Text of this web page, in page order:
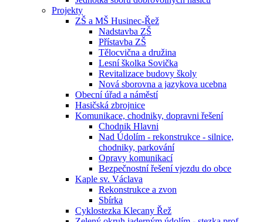
Projekty
ZŠ a MŠ Husinec-Řež
Nadstavba ZŠ
Přístavba ZŠ
Tělocvična a družina
Lesní školka Sovička
Revitalizace budovy školy
Nová sborovna a jazykova ucebna
Obecní úřad a náměstí
Hasičská zbrojnice
Komunikace, chodniky, dopravni řešení
Chodnik Hlavni
Nad Údolím - rekonstrukce - silnice,
chodniky, parkování
Opravy komunikací
Bezpečnostní řešení vjezdu do obce
Kaple sv. Václava
Rekonstrukce a zvon
Sbírka
Cyklostezka Klecany Řež